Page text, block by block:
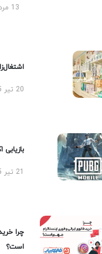
13 مرداد 1405
20 تیر 1405
بازیابی
چرا خرید
است؟